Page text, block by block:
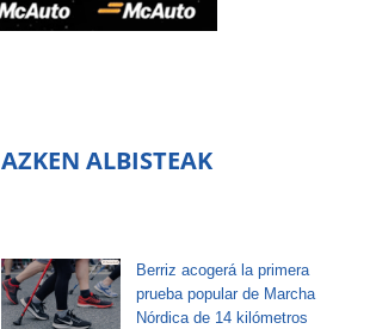
AZKEN ALBISTEAK
Berriz acogerá la primera
prueba popular de Marcha
Nórdica de 14 kilómetros